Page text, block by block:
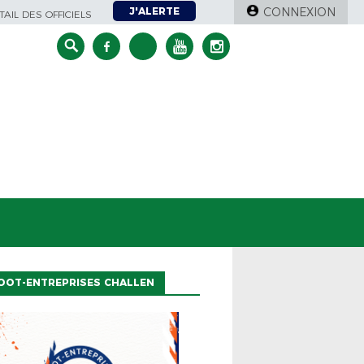
DES OFFICIELS J'ALERTE CONNEXION
ENTREPRISES CHALLEN